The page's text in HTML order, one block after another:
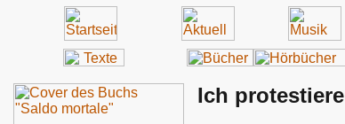
Ich protestiere